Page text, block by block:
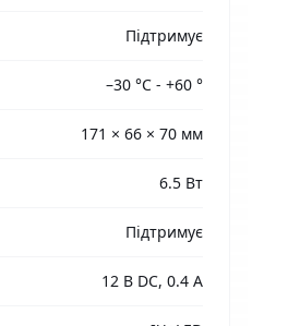
Підтримує
–30 °C - +60 °
171 × 66 × 70 мм
6.5 Вт
Підтримує
12 В DC, 0.4 A